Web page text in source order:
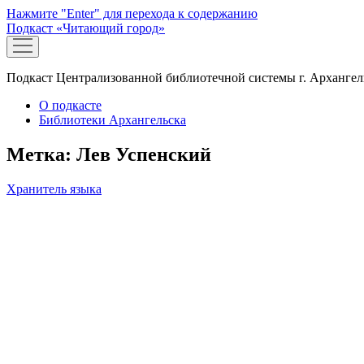
Нажмите "Enter" для перехода к содержанию
Подкаст «Читающий город»
открыть
меню
Подкаст Централизованной библиотечной системы г.
О подкасте
Библиотеки Архангельска
Метка: Лев Успенский
Хранитель языка